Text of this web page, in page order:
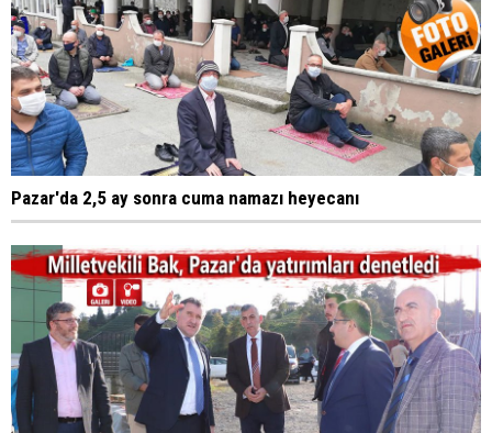
Pazar'da 2,5 ay sonra cuma namazı heyecanı